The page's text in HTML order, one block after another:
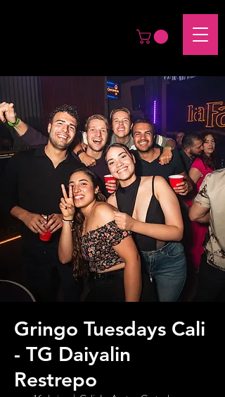
Gringo Tuesdays Cali
- TG Daiyalin
Restrepo